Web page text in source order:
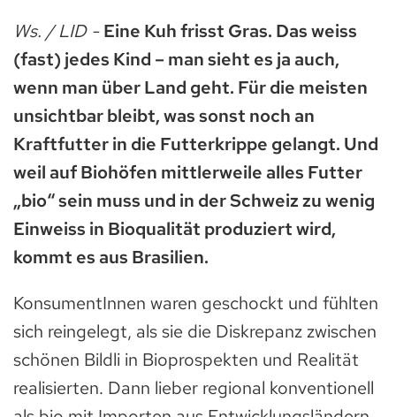
Ws. / LID -Eine Kuh frisst Gras. Das weiss
(fast) jedes Kind – man sieht es ja auch,
wenn man über Land geht. Für die meisten
unsichtbar bleibt, was sonst noch an
Kraftfutter in die Futterkrippe gelangt. Und
weil auf Biohöfen mittlerweile alles Futter
„bio“ sein muss und in der Schweiz zu wenig
Einweiss in Bioqualität produziert wird,
kommt es aus Brasilien.
KonsumentInnen waren geschockt und fühlten
sich reingelegt, als sie die Diskrepanz zwischen
schönen Bildli in Bioprospekten und Realität
realisierten. Dann lieber regional konventionell